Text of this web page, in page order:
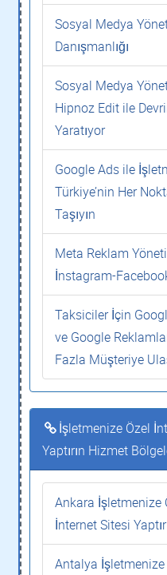
Sosyal Medya
Danışmanlığı
Sosyal Medya
Hipnoz Edit ile
Yaratıyor
Google Ads ile
Türkiye’nin Her
Taşıyın
Meta Reklam
İnstagram-
Taksiciler İçin
ve Google
Fazla Müşteriye
İşletmenize Özel
Yaptırın Hizmet
Ankara İşletmenize
İnternet Sitesi
Antalya İşletmenize